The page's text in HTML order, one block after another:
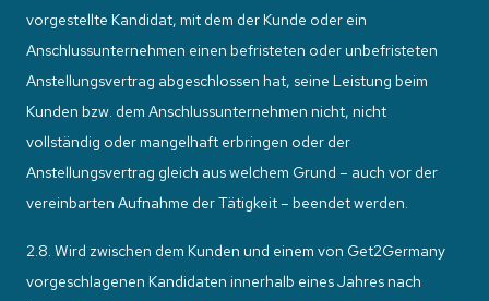
vorgestellte Kandidat, mit dem der Kunde oder ein
Anschlussunternehmen einen befristeten oder unbefristeten
Anstellungsvertrag abgeschlossen hat, seine Leistung beim
Kunden bzw. dem Anschlussunternehmen nicht, nicht
vollständig oder mangelhaft erbringen oder der
Anstellungsvertrag gleich aus welchem Grund – auch vor der
vereinbarten Aufnahme der Tätigkeit – beendet werden.
2.8. Wird zwischen dem Kunden und einem von Get2Germany
vorgeschlagenen Kandidaten innerhalb eines Jahres nach